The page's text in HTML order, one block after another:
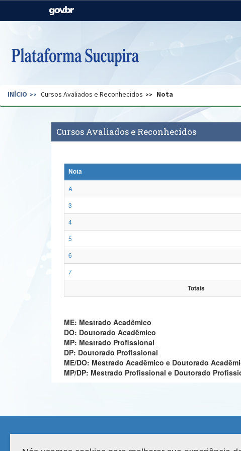
Casa Civil
Pecuária e Abastecimento
Secretaria de Governo Gabinete de Segurança
INÍCIO Cursos Avaliados e Reconhecidos Nota
Cursos Avaliados e Reconhecidos
Nota
A
3
4
5
6
7
Totais
ME: Mestrado Acadêmico
DO: Doutorado Acadêmico
MP: Mestrado Profissional
DP: Doutorado Profissional
ME/DO: Mestrado Acadêmico e Doutorado
MP/DP: Mestrado Profissional e Doutorado